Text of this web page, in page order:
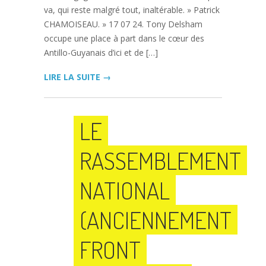
va, qui reste malgré tout, inaltérable. » Patrick
CHAMOISEAU. » 17 07 24. Tony Delsham
occupe une place à part dans le cœur des
Antillo-Guyanais d’ici et de […]
LIRE LA SUITE →
LE
RASSEMBLEMENT
NATIONAL
(ANCIENNEMENT
FRONT